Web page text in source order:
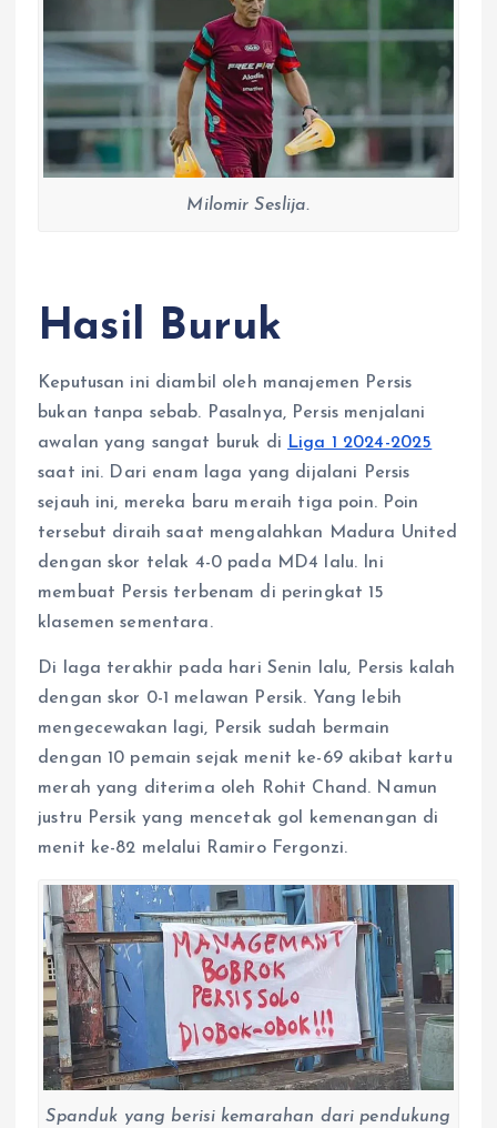
Milomir Seslija.
Hasil Buruk
Keputusan ini diambil oleh manajemen Persis
bukan tanpa sebab. Pasalnya, Persis menjalani
awalan yang sangat buruk di Liga 1 2024-2025
saat ini. Dari enam laga yang dijalani Persis
sejauh ini, mereka baru meraih tiga poin. Poin
tersebut diraih saat mengalahkan Madura United
dengan skor telak 4-0 pada MD4 lalu. Ini
membuat Persis terbenam di peringkat 15
klasemen sementara.
Di laga terakhir pada hari Senin lalu, Persis kalah
dengan skor 0-1 melawan Persik. Yang lebih
mengecewakan lagi, Persik sudah bermain
dengan 10 pemain sejak menit ke-69 akibat kartu
merah yang diterima oleh Rohit Chand. Namun
justru Persik yang mencetak gol kemenangan di
menit ke-82 melalui Ramiro Fergonzi.
Spanduk yang berisi kemarahan dari pendukung